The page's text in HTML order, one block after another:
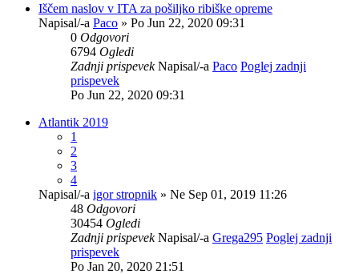
Iščem naslov v ITA za pošiljko ribiške opreme
Napisal/-a Paco » Po Jun 22, 2020 09:31
0 Odgovori
6794 Ogledi
Zadnji prispevekNapisal/-a Paco Poglej zadnji
prispevek
Po Jun 22, 2020 09:31
Atlantik 2019
1
2
3
4
Napisal/-a igor stropnik » Ne Sep 01, 2019 11:26
48 Odgovori
30454 Ogledi
Zadnji prispevekNapisal/-a Grega295 Poglej zadnji
prispevek
Po Jan 20, 2020 21:51